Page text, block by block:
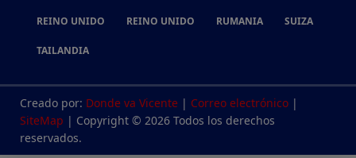
REINO UNIDO REINO UNIDO RUMANIA SUIZA
TAILANDIA
Creado por: Donde va Vicente | Correo electrónico |
SiteMap | Copyright © 2026 Todos los derechos
reservados.